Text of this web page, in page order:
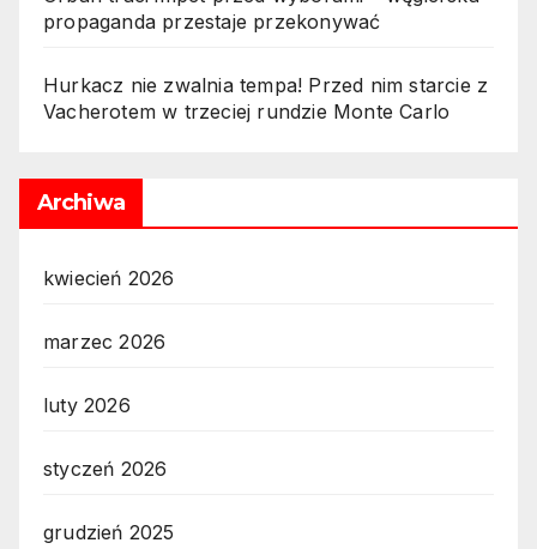
propaganda przestaje przekonywać
Hurkacz nie zwalnia tempa! Przed nim starcie z
Vacherotem w trzeciej rundzie Monte Carlo
Archiwa
kwiecień 2026
marzec 2026
luty 2026
styczeń 2026
grudzień 2025